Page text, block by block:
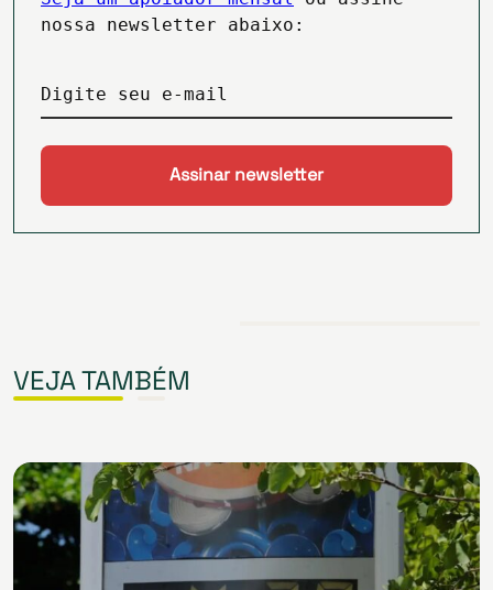
nossa newsletter abaixo:
Digite seu e-mail
VEJA TAMBÉM